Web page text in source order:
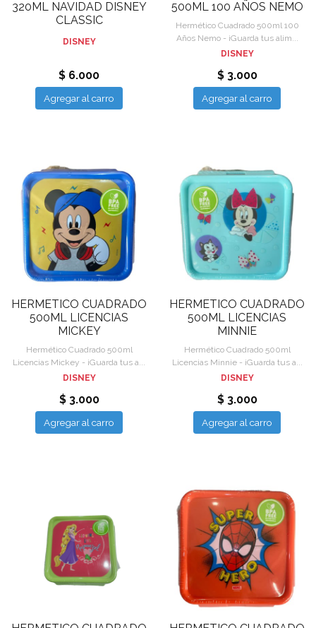
320ML NAVIDAD DISNEY
CLASSIC
DISNEY
$ 6.000
Agregar al carro
500ML 100 AÑOS NEMO
Hermético Cuadrado 500ml 100
Años Nemo - ¡Guarda tus alim...
DISNEY
$ 3.000
Agregar al carro
HERMETICO CUADRADO
500ML LICENCIAS
MICKEY
Hermético Cuadrado 500ml
Licencias Mickey - ¡Guarda tus a...
DISNEY
$ 3.000
Agregar al carro
HERMETICO CUADRADO
500ML LICENCIAS
MINNIE
Hermético Cuadrado 500ml
Licencias Minnie - ¡Guarda tus a...
DISNEY
$ 3.000
Agregar al carro